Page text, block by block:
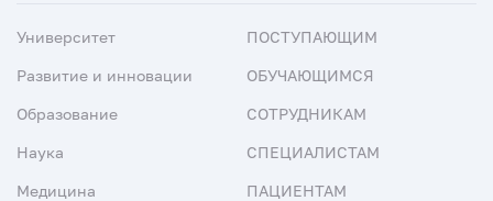
Университет
Развитие и инновации
Образование
Наука
Медицина
ПОСТУПАЮЩИМ
ОБУЧАЮЩИМСЯ
СОТРУДНИКАМ
СПЕЦИАЛИСТАМ
ПАЦИЕНТАМ